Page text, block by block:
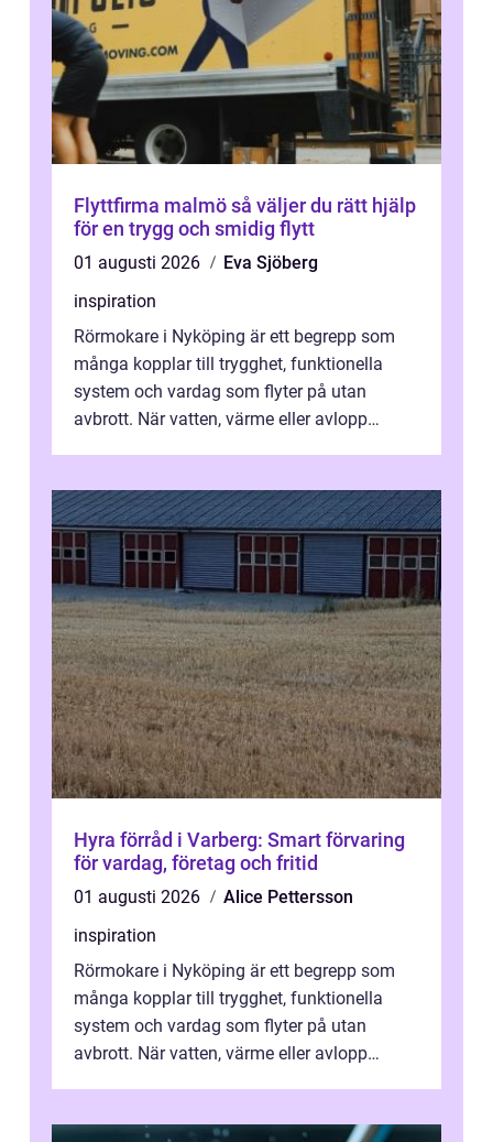
Flyttfirma malmö så väljer du rätt hjälp
för en trygg och smidig flytt
01 augusti 2026
Eva Sjöberg
inspiration
Rörmokare i Nyköping är ett begrepp som
många kopplar till trygghet, funktionella
system och vardag som flyter på utan
avbrott. När vatten, värme eller avlopp
Hyra förråd i Varberg: Smart förvaring
för vardag, företag och fritid
01 augusti 2026
Alice Pettersson
inspiration
Rörmokare i Nyköping är ett begrepp som
många kopplar till trygghet, funktionella
system och vardag som flyter på utan
avbrott. När vatten, värme eller avlopp